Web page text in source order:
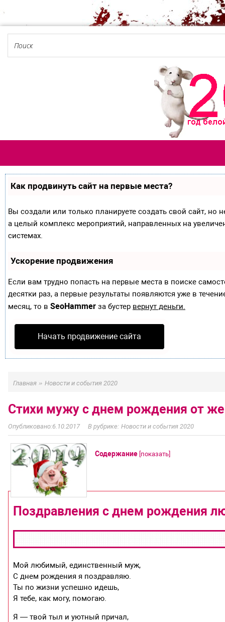
Как продвинуть сайт на первые места?
Вы создали или только планируете создать свой сайт, но
а целый комплекс мероприятий, направленных на
системах.
Ускорение продвижения
Если вам трудно попасть на первые места в поиске
десятки раз, а первые результаты появляются уже в
месяц, то в SeoHammer за бустер вернут деньги.
Начать продвижение сайта
Главная » Новости и события 2020
Стихи мужу с днем рождения от
6.10.2017 Новости и события 2020
Содержание [показать]
Поздравления с днем рождения
Мой любимый, единственный муж,
С днем рождения я поздравляю.
Ты по жизни успешно идешь,
Я тебе, как могу, помогаю.
Я — твой тыл и уютный причал,